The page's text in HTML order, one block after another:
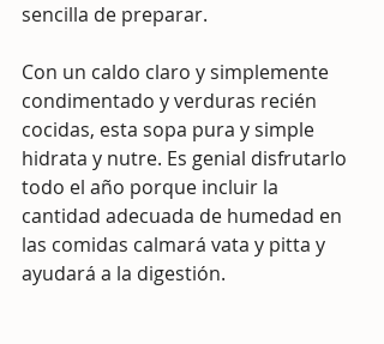
sencilla de preparar.
Con un caldo claro y simplemente
condimentado y verduras recién
cocidas, esta sopa pura y simple
hidrata y nutre. Es genial disfrutarlo
todo el año porque incluir la
cantidad adecuada de humedad en
las comidas calmará vata y pitta y
ayudará a la digestión.